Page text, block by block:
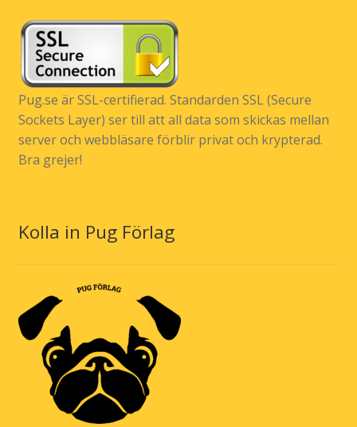
Pug.se är SSL-certifierad. Standarden SSL (Secure
Sockets Layer) ser till att all data som skickas mellan
server och webbläsare förblir privat och krypterad.
Bra grejer!
Kolla in Pug Förlag